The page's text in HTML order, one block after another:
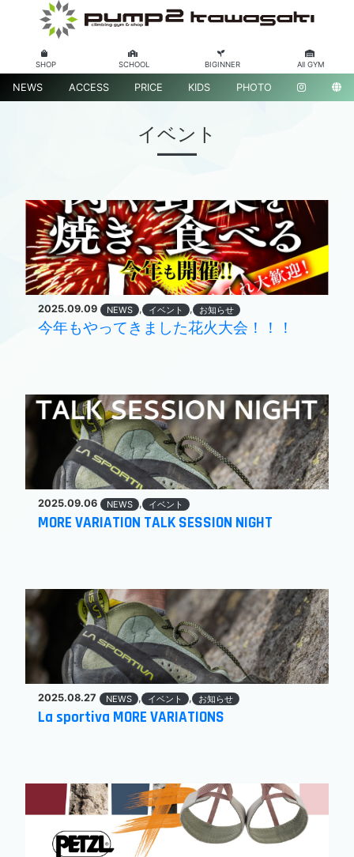
SHOP SCHOOL BIGINNER All GYM
NEWS ACCESS PRICE KIDS PHOTO
イベント
2025.09.09 NEWS , イベント , お知らせ
今年もやってきました花火大会！！！
2025.09.06 NEWS , イベント
MORE VARIATION TALK SESSION NIGHT
2025.08.27 NEWS , イベント , お知らせ
La sportiva MORE VARIATIONS